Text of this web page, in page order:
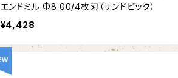
エンドミル Φ8.00/4枚刃（サンドビック）
¥4,428